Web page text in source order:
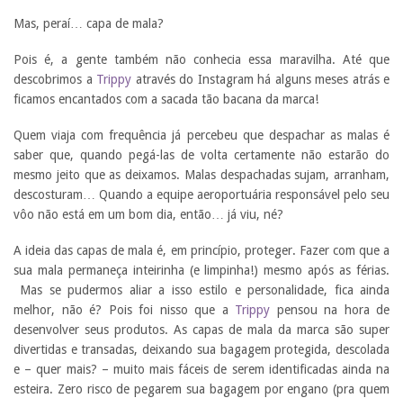
Mas, peraí… capa de mala?
Pois é, a gente também não conhecia essa maravilha. Até que
descobrimos a Trippy através do Instagram há alguns meses atrás e
ficamos encantados com a sacada tão bacana da marca!
Quem viaja com frequência já percebeu que despachar as malas é
saber que, quando pegá-las de volta certamente não estarão do
mesmo jeito que as deixamos. Malas despachadas sujam, arranham,
descosturam… Quando a equipe aeroportuária responsável pelo seu
vôo não está em um bom dia, então… já viu, né?
A ideia das capas de mala é, em princípio, proteger. Fazer com que a
sua mala permaneça inteirinha (e limpinha!) mesmo após as férias.
Mas se pudermos aliar a isso estilo e personalidade, fica ainda
melhor, não é? Pois foi nisso que a Trippy pensou na hora de
desenvolver seus produtos. As capas de mala da marca são super
divertidas e transadas, deixando sua bagagem protegida, descolada
e – quer mais? – muito mais fáceis de serem identificadas ainda na
esteira. Zero risco de pegarem sua bagagem por engano (pra quem